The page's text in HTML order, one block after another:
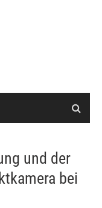
und der
bei